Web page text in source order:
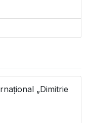
„Dimitrie